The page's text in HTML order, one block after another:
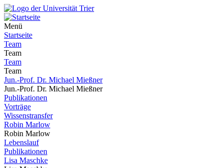
Menü
Startseite
Team
Team
Team
Team
Jun.-Prof. Dr. Michael Mießner
Jun.-Prof. Dr. Michael Mießner
Publikationen
Vorträge
Wissenstransfer
Robin Marlow
Robin Marlow
Lebenslauf
Publikationen
Lisa Maschke